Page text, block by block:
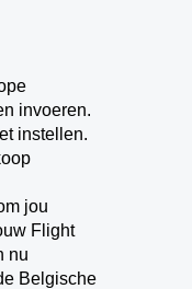
invoeren.
instellen.
jou
Flight
nu
Belgische